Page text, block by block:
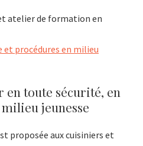
atelier de formation en
et procédures en milieu
toute sécurité, en
jeunesse
proposée aux cuisiniers et